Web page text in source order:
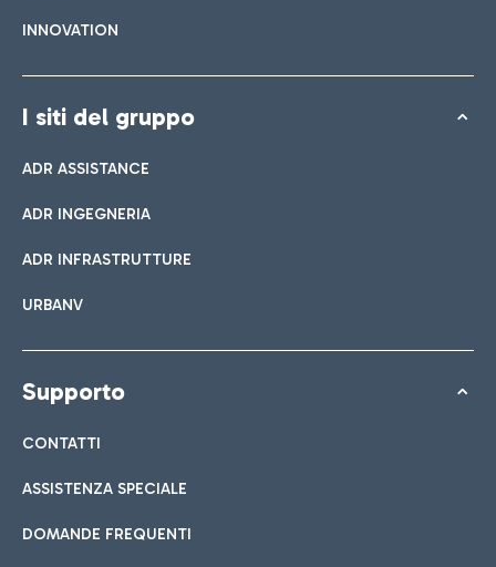
INNOVATION
I siti del gruppo
ADR ASSISTANCE
ADR INGEGNERIA
ADR INFRASTRUTTURE
URBANV
Supporto
CONTATTI
ASSISTENZA SPECIALE
DOMANDE FREQUENTI